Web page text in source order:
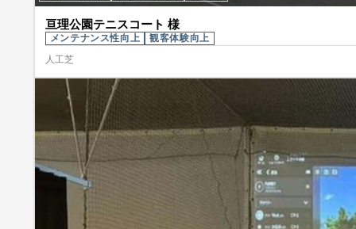
亘理公園テニスコート 様
メンテナンス性向上
観客体験向上
人工芝